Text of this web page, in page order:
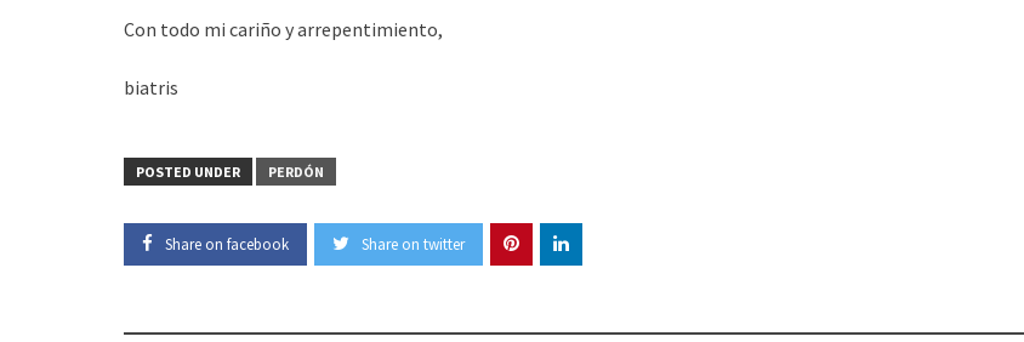
Con todo mi cariño y arrepentimiento,
biatris
POSTED UNDER PERDÓN
Share on facebook Share on twitter